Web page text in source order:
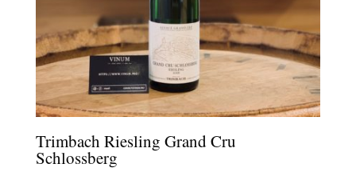
Trimbach Riesling Grand Cru
Schlossberg